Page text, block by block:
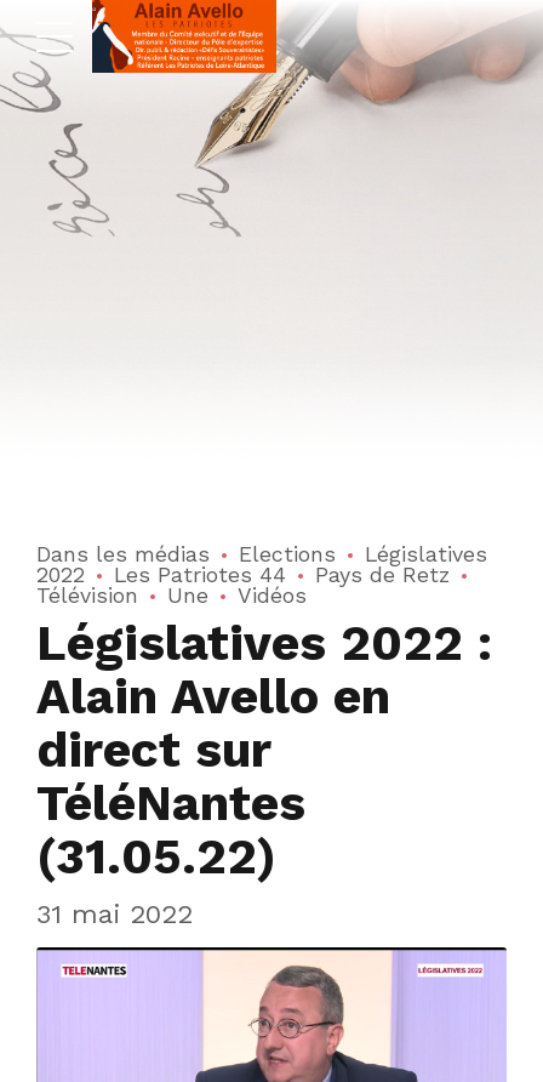
Dans les médias Elections
Législatives
2022
Les Patriotes 44
Pays de Retz
Télévision
Une Vidéos
Législatives 2022 :
Alain Avello en
direct sur
TéléNantes
(31.05.22)
31 mai 2022